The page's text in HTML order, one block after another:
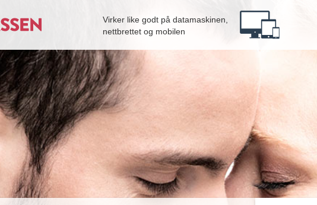
Virker like godt på datamaskinen,
nettbrettet og mobilen